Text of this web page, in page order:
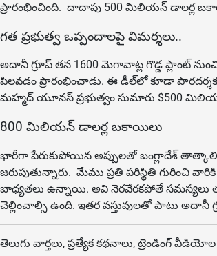
ప్రారంభించింది. దాదాపు 500 మిలియన్ డాలర్ల
గత ప్రభుత్వ ఒప్పందాలపై విమర్శలు..
అదానీ గ్రూప్ తన 1600 మెగావాట్ల గొడ్డ ప్లాంట్
పిలవడం ప్రారంభించాడు. ఈ డీల్‌లో కూడా
మహ్మద్ యూనస్ ప్రభుత్వం సుమారు $500
800 మిలియన్ డాలర్ల బకాయిలు
భారీగా పేరుకుపోయిన అప్పులతో బంగ్లాదేశ్ తాత్కాలిక
జరుపుతున్నారు. మేము ప్రతి పరిస్థితి గురించి
బాధ్యతలు ఉన్నాయి. అవి నెరవేరకపోతే సమస్యలు
చెల్లించాల్సి ఉంది. ఇతర వస్తువులతో పాటు అదానీ
తెలుగు వార్తలు, ప్రత్యేక కథనాలు, ట్రెండింగ్